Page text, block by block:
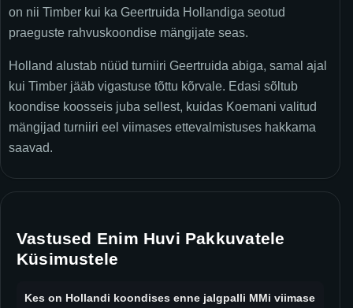
on nii Timber kui ka Geertruida Hollandiga seotud
praeguste rahvuskoondise mängijate seas.
Holland alustab nüüd turniiri Geertruida abiga, samal ajal
kui Timber jääb vigastuse tõttu kõrvale. Edasi sõltub
koondise koosseis juba sellest, kuidas Koemani valitud
mängijad turniiri eel viimases ettevalmistuses hakkama
saavad.
Vastused Enim Huvi Pakkuvatele
Küsimustele
Kes on Hollandi koondises enne jalgpalli MMi viimase